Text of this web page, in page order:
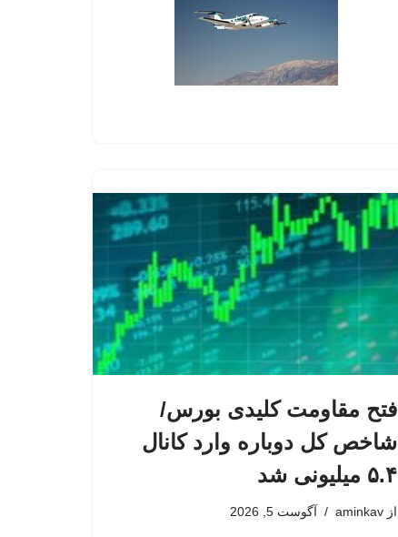
فتح مقاومت کلیدی بورس/
شاخص کل دوباره وارد کانال
۵.۴ میلیونی شد
از aminkav آگوست 5, 2026